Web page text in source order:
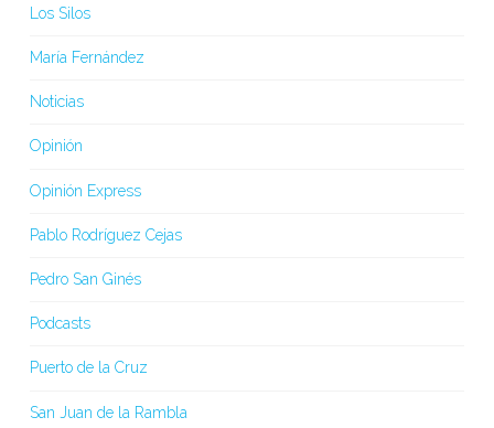
Los Silos
María Fernández
Noticias
Opinión
Opinión Express
Pablo Rodríguez Cejas
Pedro San Ginés
Podcasts
Puerto de la Cruz
San Juan de la Rambla